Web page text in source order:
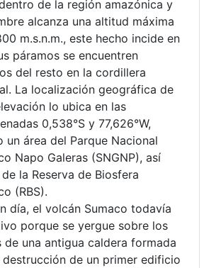
de la región amazónica y
alcanza una altitud máxima
m.s.n.m., este hecho incide en
páramos se encuentren
del resto en la cordillera
La localización geográfica de
lo ubica en las
0,538°S y 77,626°W,
un área del Parque Nacional
Napo Galeras (SNGNP), así
la Reserva de Biosfera
(RBS).
día, el volcán Sumaco todavía
porque se yergue sobre los
de una antigua caldera formada
destrucción de un primer edificio